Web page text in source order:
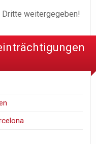
weitergegeben!